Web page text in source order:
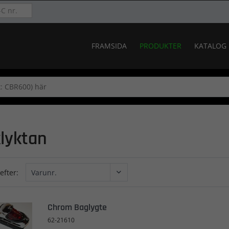
FRAMSIDA PRODUKTER KATALOG
Chrom Baglygte
62-21610